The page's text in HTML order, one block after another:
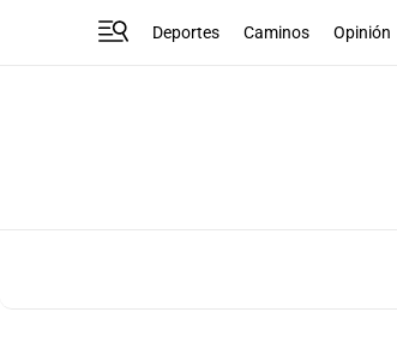
Deportes Caminos Opinión